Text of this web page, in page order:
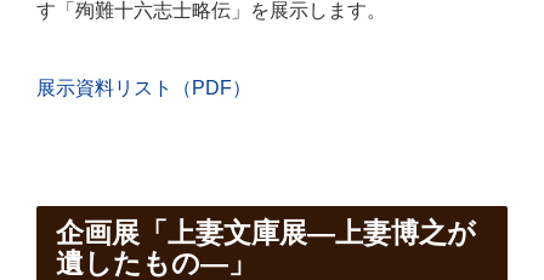
す「殉難十六志士略伝」を展示します。
展示資料リスト（PDF）
企画展「上妻文庫展―上妻博之が
遺したもの―」